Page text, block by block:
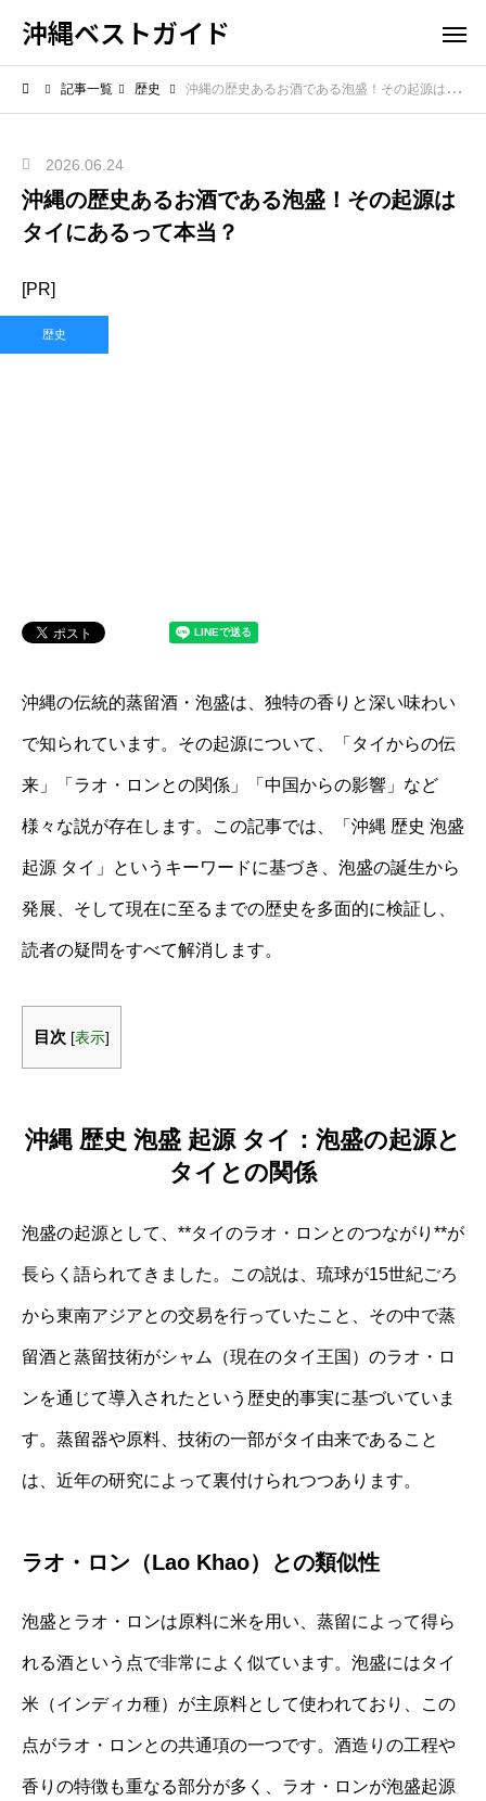
沖縄ベストガイド
記事一覧 歴史 沖縄の歴史あるお酒である泡盛！その起源はタイにあるって本当？
2026.06.24
沖縄の歴史あるお酒である泡盛！その起源は
タイにあるって本当？
[PR]
歴史
沖縄の伝統的蒸留酒・泡盛は、独特の香りと深い味わい
で知られています。その起源について、「タイからの伝
来」「ラオ・ロンとの関係」「中国からの影響」など
様々な説が存在します。この記事では、「沖縄 歴史 泡盛
起源 タイ」というキーワードに基づき、泡盛の誕生から
発展、そして現在に至るまでの歴史を多面的に検証し、
読者の疑問をすべて解消します。
目次 [表示]
沖縄 歴史 泡盛 起源 タイ：泡盛の起源と
タイとの関係
泡盛の起源として、**タイのラオ・ロンとのつながり**が
長らく語られてきました。この説は、琉球が15世紀ごろ
から東南アジアとの交易を行っていたこと、その中で蒸
留酒と蒸留技術がシャム（現在のタイ王国）のラオ・ロ
ンを通じて導入されたという歴史的事実に基づいていま
す。蒸留器や原料、技術の一部がタイ由来であること
は、近年の研究によって裏付けられつつあります。
ラオ・ロン（Lao Khao）との類似性
泡盛とラオ・ロンは原料に米を用い、蒸留によって得ら
れる酒という点で非常によく似ています。泡盛にはタイ
米（インディカ種）が主原料として使われており、この
点がラオ・ロンとの共通項の一つです。酒造りの工程や
香りの特徴も重なる部分が多く、ラオ・ロンが泡盛起源